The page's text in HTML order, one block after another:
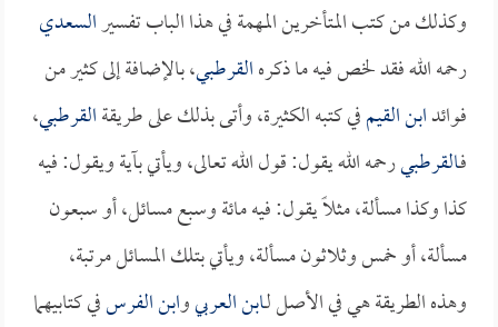
وكذلك من كتب المتأخرين المهمة في هذا الباب تفسيرالسعدي
رحمه الله فقد لخص فيه ما ذكرهالقرطبي، بالإضافة إلى كثير من
فوائدابن القيمفي كتبه الكثيرة، وأتى بذلك على طريقةالقرطبي،
فـالقرطبيرحمه الله يقول: قول الله تعالى، ويأتي بآية ويقول: فيه
كذا وكذا مسألة، مثلاً يقول: فيه مائة وسبع مسائل، أو سبعون
مسألة، أو خمس وثلاثون مسألة، ويأتي بتلك المسائل مرتبة،
وهذه الطريقة هي في الأصل لـابن العربيوابن الفرسفي كتابيهما